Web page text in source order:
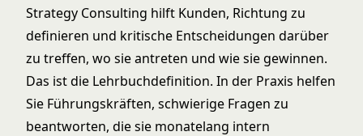
Strategy Consulting hilft Kunden, Richtung zu
definieren und kritische Entscheidungen darüber
zu treffen, wo sie antreten und wie sie gewinnen.
Das ist die Lehrbuchdefinition. In der Praxis helfen
Sie Führungskräften, schwierige Fragen zu
beantworten, die sie monatelang intern